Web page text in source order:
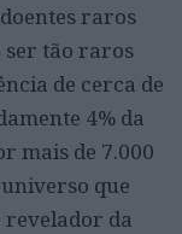
raros
ser tão raros
de cerca de
4% da
mais de 7.000
que
revelador da